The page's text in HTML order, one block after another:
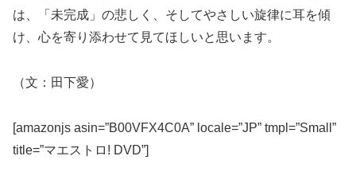
は、「未完成」の悲しく、そしてやさしい旋律に耳を傾
け、心を寄り添わせて見てほしいと思います。
（文：田下愛）
[amazonjs asin=”B00VFX4C0A” locale=”JP” tmpl=”Small”
title=”マエストロ! DVD”]